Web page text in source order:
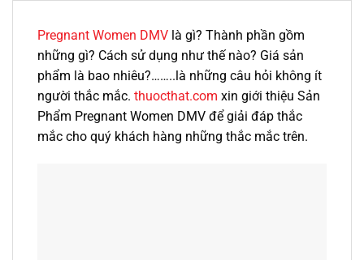
Pregnant Women DMV là gì? Thành phần gồm
những gì? Cách sử dụng như thế nào? Giá sản
phẩm là bao nhiêu?……..là những câu hỏi không ít
người thắc mắc. thuocthat.com xin giới thiệu Sản
Phẩm Pregnant Women DMV để giải đáp thắc
mắc cho quý khách hàng những thắc mắc trên.